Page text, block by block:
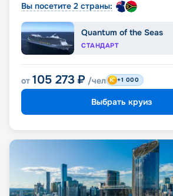
Вы посетите 2 страны:
Quantum of the Seas
СТАНДАРТ
от 105 273 ₽ /чел +1 000
Выбрать круиз